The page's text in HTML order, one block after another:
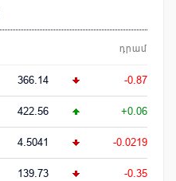
դրամ
366.14 -0.87
422.56 +0.06
4.5041 -0.0219
139.73 -0.35